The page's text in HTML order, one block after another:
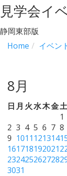
見学会イ
静岡東部版
Home
イベン
8月
日 月 火水木金土
1
2 3 4 5 6 7 8
9 1011 121314
161718192021
232425262728
3031